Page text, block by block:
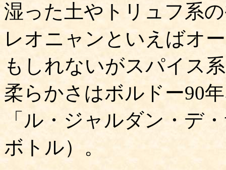
湿った土やトリュフ系
レオニャンといえばオ
もしれないがスパイス
柔らかさはボルドー90
「ル・ジャルダン・デ
ボトル）。